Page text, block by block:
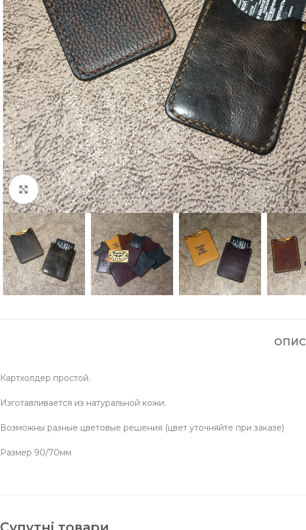
Click to enlarge
ОПИС
Картхолдер простой.
Изготавливается из натуральной кожи.
Возможны разные цветовые решения (цвет уточняйте при заказе)
Размер 90/70мм